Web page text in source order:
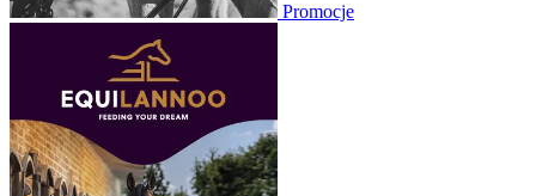
Promocje